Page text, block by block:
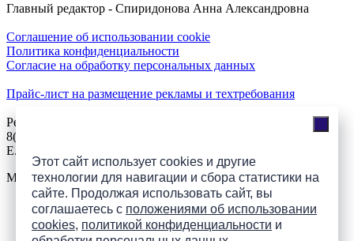
Этот сайт использует cookies и другие
технологии для навигации и сбора статистики на
сайте. Продолжая использовать сайт, вы
соглашаетесь с положениями об использовании
cookies, политикой конфиденциальности и
Главный редактор - Спиридонова Анна Александровна
Соглашение об использовании cookie
Политика конфиденциальности
Согласие на обработку персональных данных
Прайс-лист на размещение рекламы и техтребования
Реклама на сайте
8(921)508-52-62, телефон 8(8112) 500-131
E.Sezeikina@mhpsk.ru
Меню
Слушать радио «7 небо» онлайн